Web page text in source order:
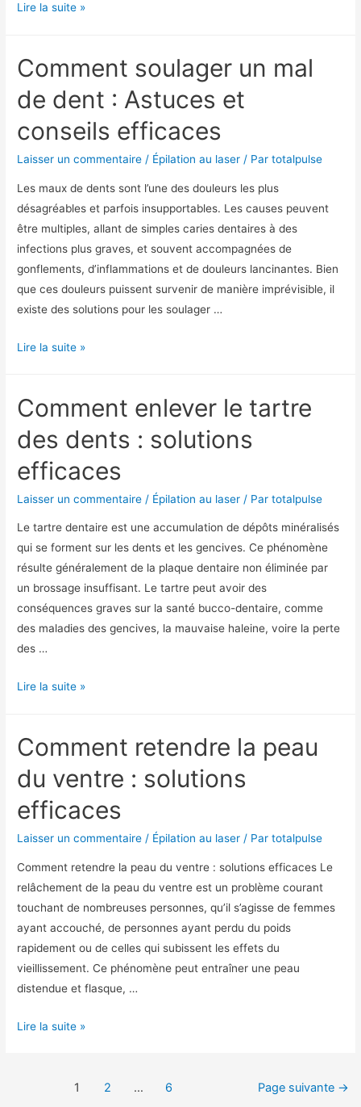
Lire la suite »
Comment soulager un mal
de dent : Astuces et
conseils efficaces
Laisser un commentaire / Épilation au laser / Partotalpulse
Les maux de dents sont l’une des douleurs les plus
désagréables et parfois insupportables. Les causes peuvent
être multiples, allant de simples caries dentaires à des
infections plus graves, et souvent accompagnées de
gonflements, d’inflammations et de douleurs lancinantes. Bien
que ces douleurs puissent survenir de manière imprévisible, il
existe des solutions pour les soulager …
Lire la suite »
Comment enlever le tartre
des dents : solutions
efficaces
Laisser un commentaire / Épilation au laser / Partotalpulse
Le tartre dentaire est une accumulation de dépôts minéralisés
qui se forment sur les dents et les gencives. Ce phénomène
résulte généralement de la plaque dentaire non éliminée par
un brossage insuffisant. Le tartre peut avoir des
conséquences graves sur la santé bucco-dentaire, comme
des maladies des gencives, la mauvaise haleine, voire la perte
des …
Lire la suite »
Comment retendre la peau
du ventre : solutions
efficaces
Laisser un commentaire / Épilation au laser / Partotalpulse
Comment retendre la peau du ventre : solutions efficaces Le
relâchement de la peau du ventre est un problème courant
touchant de nombreuses personnes, qu’il s’agisse de femmes
ayant accouché, de personnes ayant perdu du poids
rapidement ou de celles qui subissent les effets du
vieillissement. Ce phénomène peut entraîner une peau
distendue et flasque, …
Lire la suite »
1 2 … 6 Page suivante →